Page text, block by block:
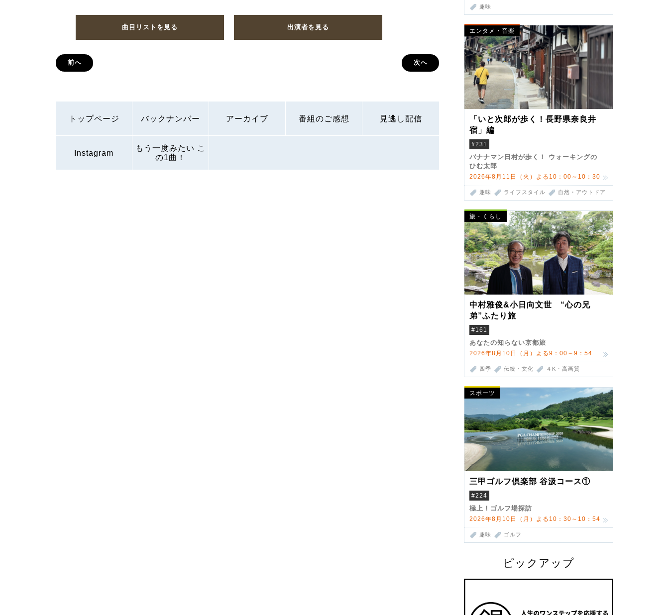
趣味
エンタメ・音楽
「いと次郎が歩く！長野県奈良井
宿」編
#231
バナナマン日村が歩く！ ウォーキングの
ひむ太郎
2026年8月11日（火）よる10：00～10：30
趣味 ライフスタイル 自然・アウトドア
旅・くらし
中村雅俊&小日向文世 “心の兄
弟”ふたり旅
#161
あなたの知らない京都旅
2026年8月10日（月）よる9：00～9：54
四季 伝統・文化 ４K・高画質
スポーツ
三甲ゴルフ倶楽部 谷汲コース①
#224
極上！ゴルフ場探訪
2026年8月10日（月）よる10：30～10：54
趣味 ゴルフ
ピックアップ
曲目リストを見る 出演者を見る
前へ 次へ
トップページ バックナンバー アーカイブ 番組のご感想 見逃し配信
Instagram
もう一度みたい こ
の1曲！